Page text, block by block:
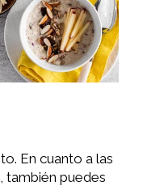
En cuanto a las
también puedes